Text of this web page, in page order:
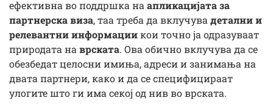
ефективна во поддршка наапликацијата за
партнерска виза, таа треба да вклучувадетални и
релевантни информациикои точно ја одразуваат
природата наврската. Ова обично вклучува да се
обезбедат целосни имиња, адреси и занимања на
двата партнери, како и да се специфицираат
улогите што ги има секој од нив во врската.